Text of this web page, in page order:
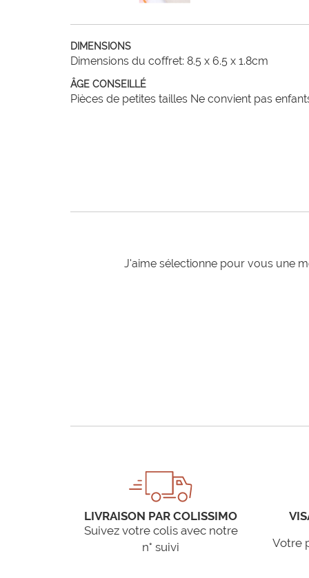
DIMENSIONS
Dimensions du coffret: 8.5 x 6.5 x 1.8cm
ÂGE CONSEILLÉ
Pièces de petites tailles Ne convient pas
J'aime sélectionne pour vous une
LIVRAISON PAR COLISSIMO
Suivez votre colis avec notre
n° suivi
Votre